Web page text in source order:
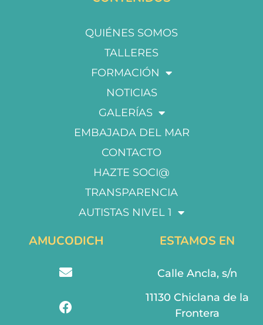
QUIÉNES SOMOS
TALLERES
FORMACIÓN
NOTICIAS
GALERÍAS
EMBAJADA DEL MAR
CONTACTO
HAZTE SOCI@
TRANSPARENCIA
AUTISTAS NIVEL 1
AMUCODICH ESTAMOS EN
Calle Ancla, s/n
11130 Chiclana de la
Frontera